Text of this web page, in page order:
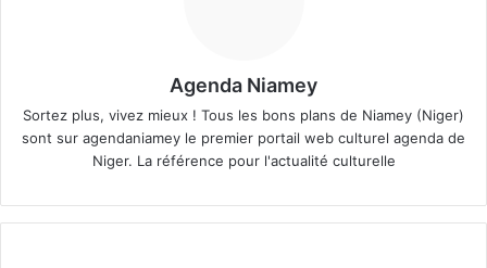
Agenda Niamey
Sortez plus, vivez mieux ! Tous les bons plans de Niamey (Niger)
sont sur agendaniamey le premier portail web culturel agenda de
Niger. La référence pour l'actualité culturelle